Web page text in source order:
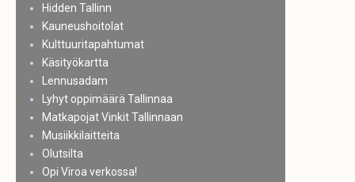
Hidden Tallinn
Kauneushoitolat
Kulttuuritapahtumat
Käsityökartta
Lennusadam
Lyhyt oppimäärä Tallinnaa
Matkapojat Vinkit Tallinnaan
Musiikkilaitteita
Olutsilta
Opi Viroa verkossa!